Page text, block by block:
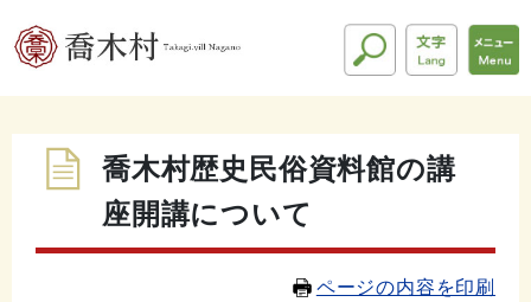
喬木村歴史民俗資料館の講
座開講について
ページの内容を印刷